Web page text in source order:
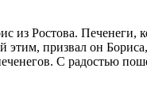
из Ростова. Печенеги,
призвал он
С радостью